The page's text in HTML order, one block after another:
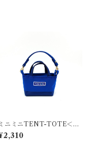
ニミニTENT-TOTE＜バ
グチャーム＞K-0514